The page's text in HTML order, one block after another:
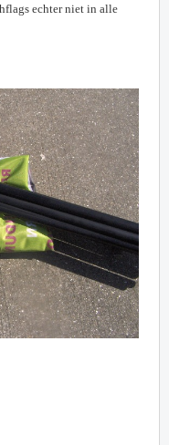
echter niet in alle